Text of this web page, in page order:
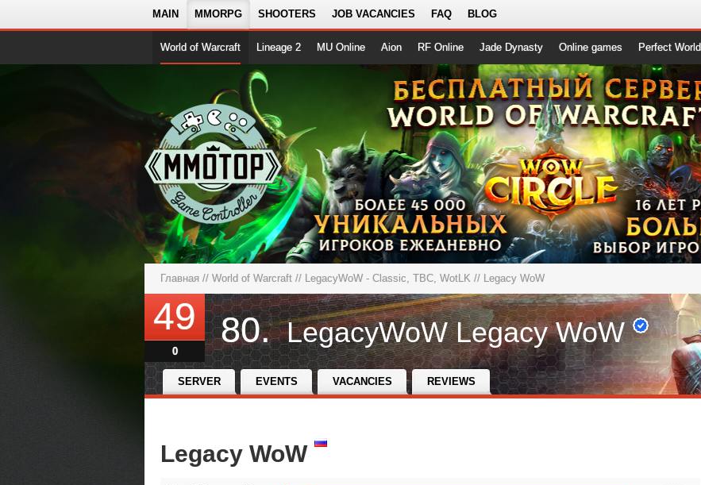
MAIN MMORPG SHOOTERS JOB VACANCIES FAQ BLOG
World of Warcraft Lineage 2 MU Online Aion RF Online Jade Dynasty Online games Perfect World
Главная // World of Warcraft // LegacyWoW - Classic, TBC, WotLK // Legacy WoW
49
0
80. LegacyWoW Legacy WoW
SERVER EVENTS VACANCIES REVIEWS
Legacy WoW